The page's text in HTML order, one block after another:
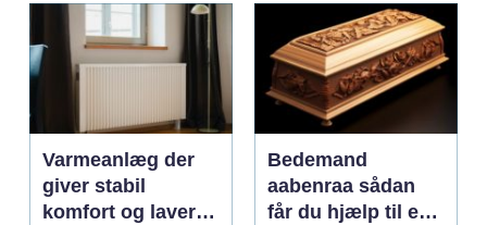
Varmeanlæg der
giver stabil
komfort og lavere
Bedemand
aabenraa sådan
får du hjælp til en